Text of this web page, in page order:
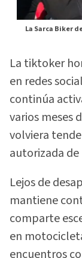
La Sarca Biker
La tiktoker
en redes
continúa
varios meses
volviera
autorizada
Lejos de
mantiene
comparte
en
encuentros